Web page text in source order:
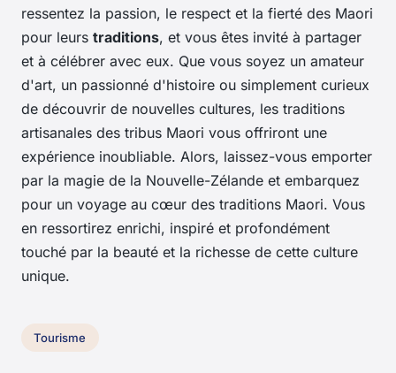
ressentez la passion, le respect et la fierté des Maori
pour leurs traditions, et vous êtes invité à partager
et à célébrer avec eux. Que vous soyez un amateur
d'art, un passionné d'histoire ou simplement curieux
de découvrir de nouvelles cultures, les traditions
artisanales des tribus Maori vous offriront une
expérience inoubliable. Alors, laissez-vous emporter
par la magie de la Nouvelle-Zélande et embarquez
pour un voyage au cœur des traditions Maori. Vous
en ressortirez enrichi, inspiré et profondément
touché par la beauté et la richesse de cette culture
unique.
Tourisme